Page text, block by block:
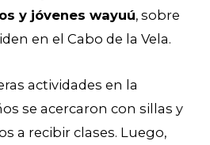
y jóvenes wayuú, sobre
en el Cabo de la Vela.
actividades en la
se acercaron con sillas y
a recibir clases. Luego,